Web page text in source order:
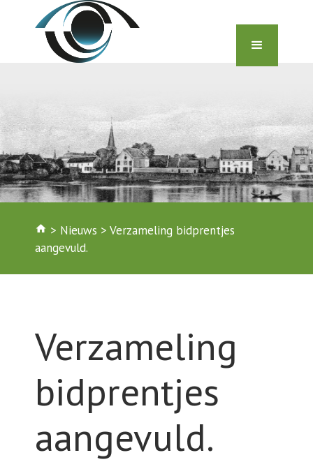
home > Nieuws > Verzameling bidprentjes
aangevuld.
Verzameling
bidprentjes
aangevuld.